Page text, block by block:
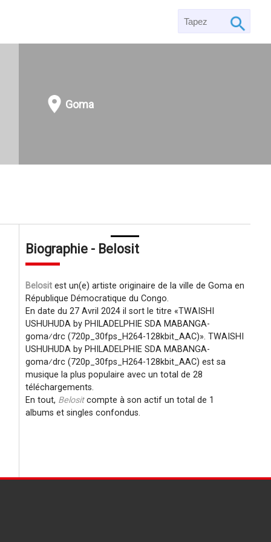
Goma
Biographie - Belosit
Belosit est un(e) artiste originaire de la ville de Goma en
République Démocratique du Congo.
En date du 27 Avril 2024 il sort le titre TWAISHI
USHUHUDA by PHILADELPHIE SDA MABANGA-
goma⁄drc (720p_30fps_H264-128kbit_AAC) . TWAISHI
USHUHUDA by PHILADELPHIE SDA MABANGA-
goma⁄drc (720p_30fps_H264-128kbit_AAC) est sa
musique la plus populaire avec un total de 28
téléchargements.
En tout, Belositcompte à son actif un total de 1
albums et singles confondus.